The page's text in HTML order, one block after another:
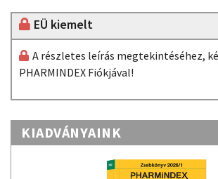
EÜ kiemelt
A részletes leírás megtekintéséhez,
PHARMINDEX Fiókjával!
KIADVÁNYAINK